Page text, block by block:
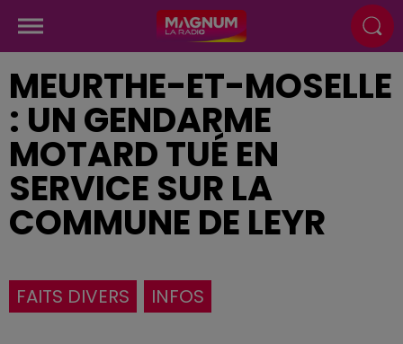
MEURTHE-ET-MOSELLE
: UN GENDARME
MOTARD TUÉ EN
SERVICE SUR LA
COMMUNE DE LEYR
FAITS DIVERS INFOS